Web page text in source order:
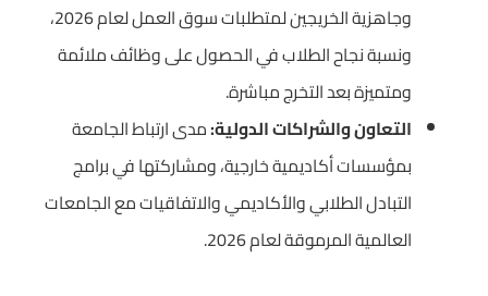
وجاهزية الخريجين لمتطلبات سوق العمل لعام 2026،
ونسبة نجاح الطلاب في الحصول على وظائف ملائمة
ومتميزة بعد التخرج مباشرة.
التعاون والشراكات الدولية:مدى ارتباط الجامعة
بمؤسسات أكاديمية خارجية، ومشاركتها في برامج
التبادل الطلابي والأكاديمي والاتفاقيات مع الجامعات
العالمية المرموقة لعام 2026.